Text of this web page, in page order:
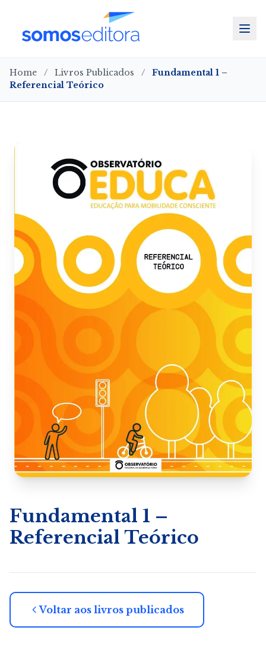
Home / Livros Publicados /
Fundamental 1 –
Referencial Teórico
Fundamental 1 –
Referencial Teórico
Voltar aos livros publicados